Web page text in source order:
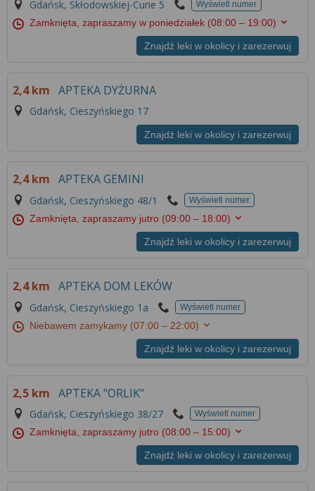
Gdańsk, Skłodowskiej-Curie 5 Wyświetl numer
Zamknięta, zapraszamy w poniedziałek (08:00 – 19:00)
Znajdź leki w okolicy i zarezerwuj
2,4 km APTEKA DYŻURNA
Gdańsk, Cieszyńskiego 17
Znajdź leki w okolicy i zarezerwuj
2,4 km APTEKA GEMINI
Gdańsk, Cieszyńskiego 48/1 Wyświetl numer
Zamknięta, zapraszamy jutro (09:00 – 18:00)
Znajdź leki w okolicy i zarezerwuj
2,4 km APTEKA DOM LEKÓW
Gdańsk, Cieszyńskiego 1a Wyświetl numer
Niebawem zamykamy (07:00 – 22:00)
Znajdź leki w okolicy i zarezerwuj
2,5 km APTEKA "ORLIK"
Gdańsk, Cieszyńskiego 38/27 Wyświetl numer
Zamknięta, zapraszamy jutro (08:00 – 15:00)
Znajdź leki w okolicy i zarezerwuj